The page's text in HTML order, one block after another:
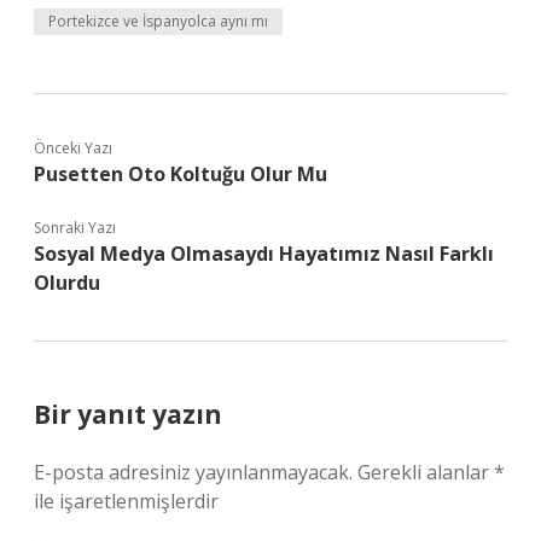
Portekizce ve İspanyolca aynı mı
Önceki Yazı
Pusetten Oto Koltuğu Olur Mu
Sonraki Yazı
Sosyal Medya Olmasaydı Hayatımız Nasıl Farklı
Olurdu
Bir yanıt yazın
E-posta adresiniz yayınlanmayacak. Gerekli alanlar*
ile işaretlenmişlerdir